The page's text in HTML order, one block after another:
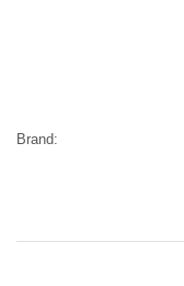
Brand: